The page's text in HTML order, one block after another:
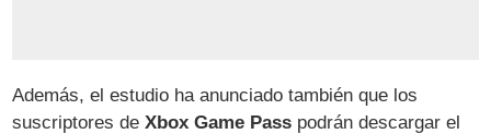
Además, el estudio ha anunciado también que los
suscriptores deXbox Game Pass podrán descargar el